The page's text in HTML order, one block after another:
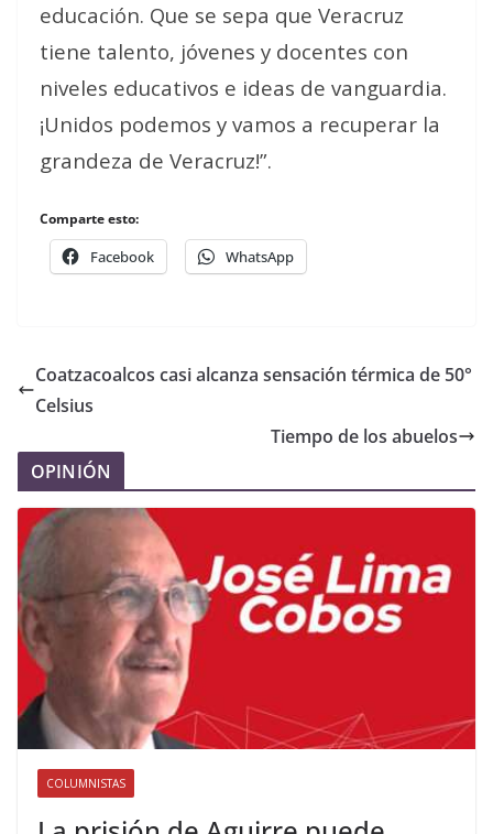
educación. Que se sepa que Veracruz
tiene talento, jóvenes y docentes con
niveles educativos e ideas de vanguardia.
¡Unidos podemos y vamos a recuperar la
grandeza de Veracruz!”.
Comparte esto:
Facebook WhatsApp
Coatzacoalcos casi alcanza sensación térmica de 50°
Celsius
Tiempo de los abuelos
OPINIÓN
COLUMNISTAS